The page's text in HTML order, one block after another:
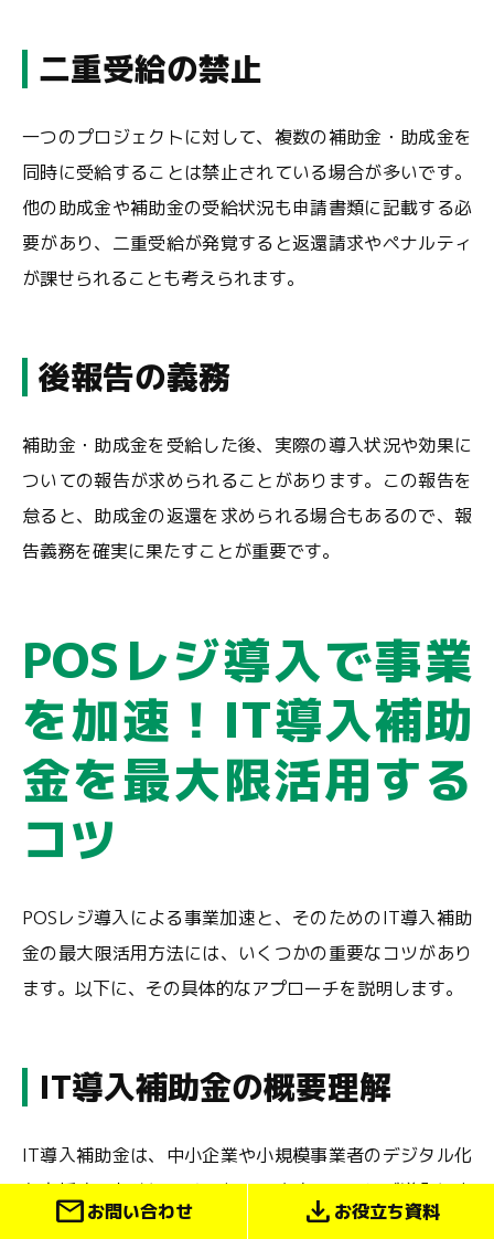
二重受給の禁止
一つのプロジェクトに対して、複数の補助金・助成金を
同時に受給することは禁止されている場合が多いです。
他の助成金や補助金の受給状況も申請書類に記載する必
要があり、二重受給が発覚すると返還請求やペナルティ
が課せられることも考えられます。
後報告の義務
補助金・助成金を受給した後、実際の導入状況や効果に
ついての報告が求められることがあります。この報告を
怠ると、助成金の返還を求められる場合もあるので、報
告義務を確実に果たすことが重要です。
POSレジ導入で事業
を加速！IT導入補助
金を最大限活用する
コツ
POSレジ導入による事業加速と、そのためのIT導入補助
金の最大限活用方法には、いくつかの重要なコツがあり
ます。以下に、その具体的なアプローチを説明します。
IT導入補助金の概要理解
IT導入補助金は、中小企業や小規模事業者のデジタル化
を支援するために設けられています。POSレジ導入によ
る効率化や売上向上を目指す事業者が対象です。
mailお問い合わせ download お役立ち資料